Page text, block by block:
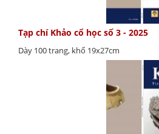
Tạp chí Khảo cổ học số 3 - 2025
Dày 100 trang, khổ 19x27cm